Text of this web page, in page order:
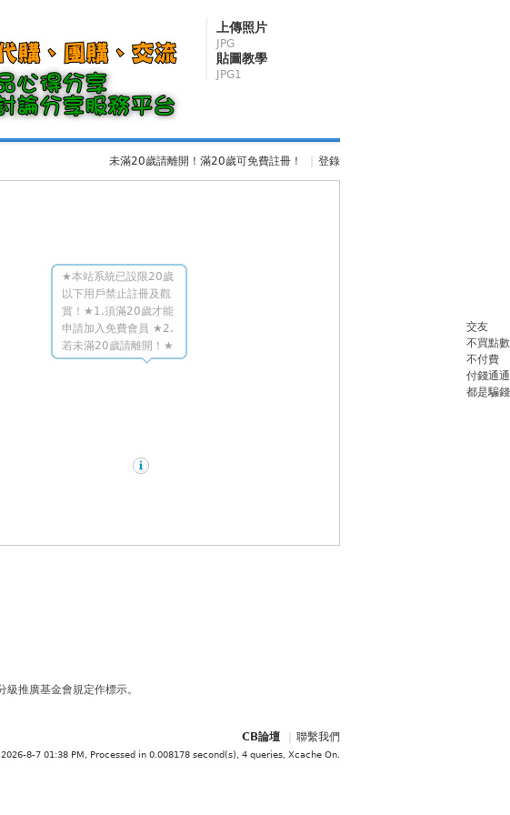
★本站系統已設限20歲
以下用戶禁止註冊及觀
賞！★1.須滿20歲才能
申請加入免費會員 ★2.
若未滿20歲請離開！★
上傳照片
JPG
貼圖教學
JPG1
未滿20歲請離開！滿20歲可免費註冊！ 登錄
推廣基金會規定作標示。
交友
不買點數
不付費
付錢通通
都是騙錢
CB論壇 聯繫我們
8-7 01:38 PM, Processed in 0.008178 second(s), 4 queries, Xcache On